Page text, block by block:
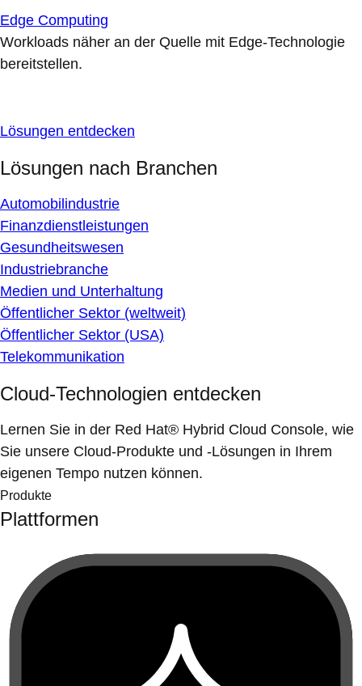
Edge Computing
Workloads näher an der Quelle mit Edge-Technologie
bereitstellen.
Lösungen entdecken
Lösungen nach Branchen
Automobilindustrie
Finanzdienstleistungen
Gesundheitswesen
Industriebranche
Medien und Unterhaltung
Öffentlicher Sektor (weltweit)
Öffentlicher Sektor (USA)
Telekommunikation
Cloud-Technologien entdecken
Lernen Sie in der Red Hat® Hybrid Cloud Console, wie
Sie unsere Cloud-Produkte und -Lösungen in Ihrem
eigenen Tempo nutzen können.
Produkte
Plattformen